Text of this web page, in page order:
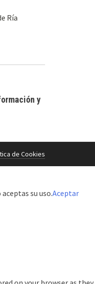
Ría
y
de Cookies
su uso.Aceptar